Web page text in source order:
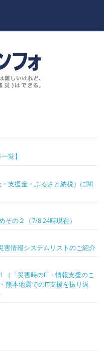
覧】
支援金・ふるさと納税）に関
その２（7/8 24時現在）
害情報システムリストのご紹介
「災害時のIT・情報支援のこ
熊本地震でのIT支援を振り返